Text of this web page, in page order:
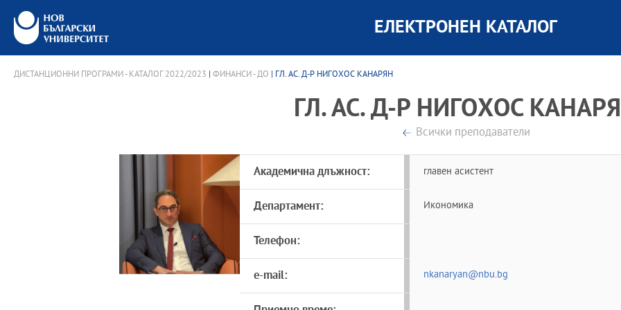
ЕЛЕКТРОНЕН КАТАЛОГ
ДИСТАНЦИОННИ ПРОГРАМИ - КАТАЛОГ 2022/2023 ФИНАНСИ - ДО | ГЛ. АС. Д-Р НИГОХОС КАНАРЯН
ГЛ. АС. Д-Р НИГОХОС
Всички преподаватели
Академична длъжност: главен асистент
Департамент: Икономика
Телефон:
e-mail: nkanaryan@nbu.bg